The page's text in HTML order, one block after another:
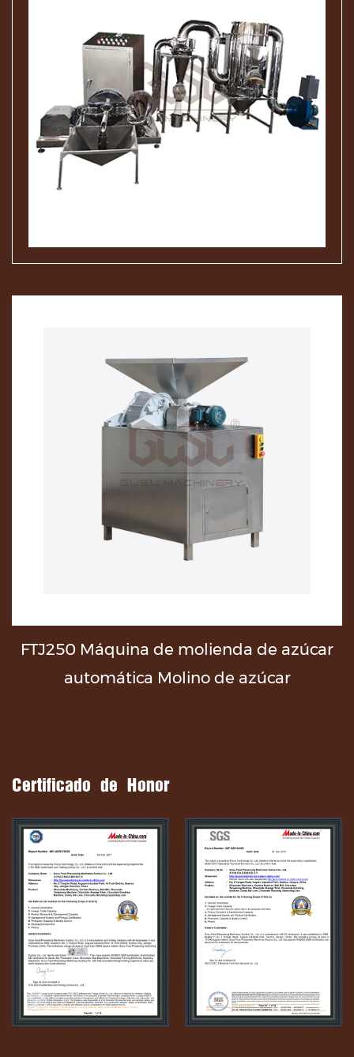
FTJ250 Máquina de molienda de azúcar
automática Molino de azúcar
Certificado de Honor